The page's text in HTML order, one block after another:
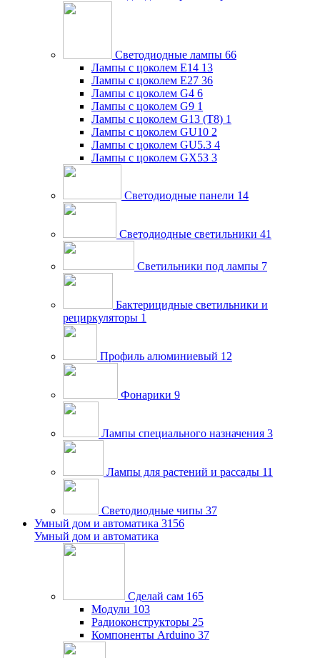
Светодиодные лампы 66
Лампы с цоколем E14 13
Лампы с цоколем E27 36
Лампы с цоколем G4 6
Лампы с цоколем G9 1
Лампы с цоколем G13 (Т8) 1
Лампы с цоколем GU10 2
Лампы с цоколем GU5.3 4
Лампы с цоколем GX53 3
Светодиодные панели 14
Светодиодные светильники 41
Светильники под лампы 7
Бактерицидные светильники и
рециркуляторы 1
Профиль алюминиевый 12
Фонарики 9
Лампы специального назначения 3
Лампы для растений и рассады 11
Светодиодные чипы 37
Умный дом и автоматика 3156
Умный дом и автоматика
Сделай сам 165
Модули 103
Радиоконструкторы 25
Компоненты Arduino 37